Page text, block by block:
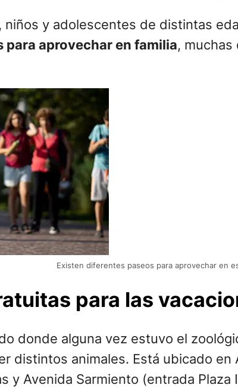
niños y adolescentes de distintas
para aprovechar en familia,
Existen diferentes paseos para aprovechar en
para las
donde alguna vez estuvo el
distintos animales. Está ubicado en
y Avenida Sarmiento (entrada